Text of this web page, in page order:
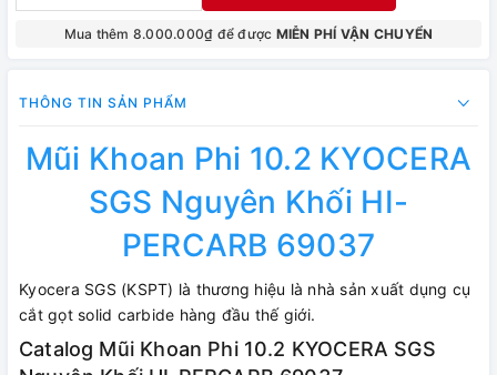
Mua thêm 8.000.000₫ để được MIỄN PHÍ VẬN CHUYỂN
THÔNG TIN SẢN PHẨM
Mũi Khoan Phi 10.2 KYOCERA
SGS Nguyên Khối HI-
PERCARB 69037
Kyocera SGS (KSPT) là thương hiệu là nhà sản xuất dụng cụ
cắt gọt solid carbide hàng đầu thế giới.
Catalog Mũi Khoan Phi 10.2 KYOCERA SGS